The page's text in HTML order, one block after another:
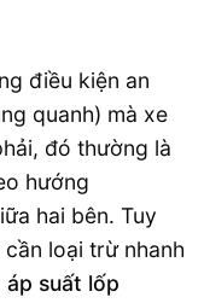
điều kiện an
quanh) mà xe
đó thường là
hướng
hai bên. Tuy
loại trừ nhanh
áp suất lốp